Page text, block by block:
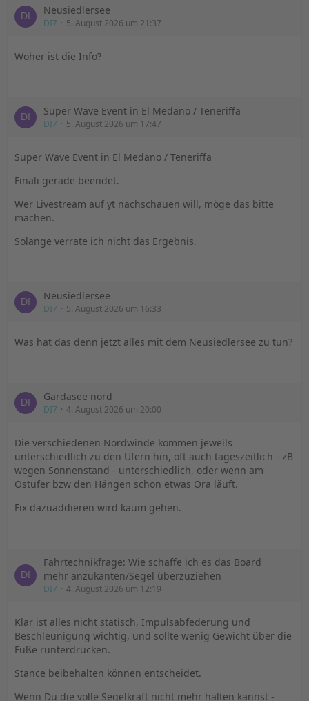
Neusiedlersee
DI7 5. August 2026 um 21:37
Woher ist die Info?
Super Wave Event in El Medano / Teneriffa
DI7 5. August 2026 um 17:47
Super Wave Event in El Medano / Teneriffa
Finali gerade beendet.
Wer Livestream auf yt nachschauen will, möge das bitte
machen.
Solange verrate ich nicht das Ergebnis.
Neusiedlersee
DI7 5. August 2026 um 16:33
Was hat das denn jetzt alles mit dem Neusiedlersee zu tun?
Gardasee nord
DI7 4. August 2026 um 20:00
Die verschiedenen Nordwinde kommen jeweils
unterschiedlich zu den Ufern hin, oft auch tageszeitlich - zB
wegen Sonnenstand - unterschiedlich, oder wenn am
Ostufer bzw den Hängen schon etwas Ora läuft.
Fix dazuaddieren wird kaum gehen.
Fahrtechnikfrage: Wie schaffe ich es das Board
mehr anzukanten/Segel überzuziehen
DI7 4. August 2026 um 12:19
Klar ist alles nicht statisch, Impulsabfederung und
Beschleunigung wichtig, und sollte wenig Gewicht über die
Füße runterdrücken.
Stance beibehalten können entscheidet.
Wenn Du die volle Segelkraft nicht mehr halten kannst -